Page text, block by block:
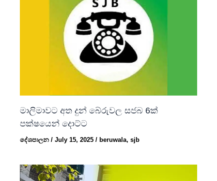
මාලිමාවට අත දුන් බේරුවල සජබ 6ක්
පක්ෂයෙන් දොට්ට
දේශපාලන /July 15, 2025/ beruwala,sjb